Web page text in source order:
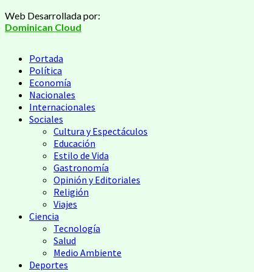
Saltar
al
Web Desarrollada por:
Dominican Cloud
Menú
principal
Portada
Política
Economía
Nacionales
Internacionales
Sociales
Cultura y Espectáculos
Educación
Estilo de Vida
Gastronomía
Opinión y Editoriales
Religión
Viajes
Ciencia
Tecnología
Salud
Medio Ambiente
Deportes